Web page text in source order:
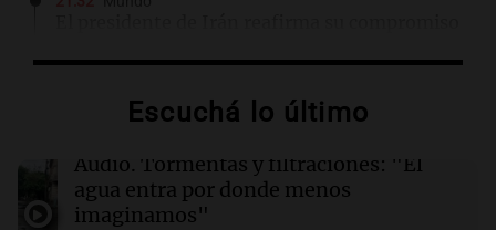
Ciencia
la tecnología cuántica a temperatura
ambiente
Escuchá lo último
Audio. Tormentas y filtraciones: "El
agua entra por donde menos
imaginamos"